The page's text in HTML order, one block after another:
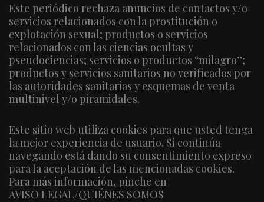
Este periódico rechaza anuncios de contactos y/o
servicios relacionados con la prostitución o
explotación sexual; productos o servicios
relacionados con las ciencias ocultas y
pseudociencias; servicios o productos “milagro”;
productos y servicios sanitarios no verificados por
las autoridades sanitarias y esquemas de venta
multinivel y/o piramidales.
Este sitio web utiliza cookies para que usted tenga
la mejor experiencia de usuario. Si continúa
navegando está dando su consentimiento expreso
para la aceptación de las mencionadas cookies.
Para más información, pinche en
AVISO LEGAL/QUIÉNES SOMOS